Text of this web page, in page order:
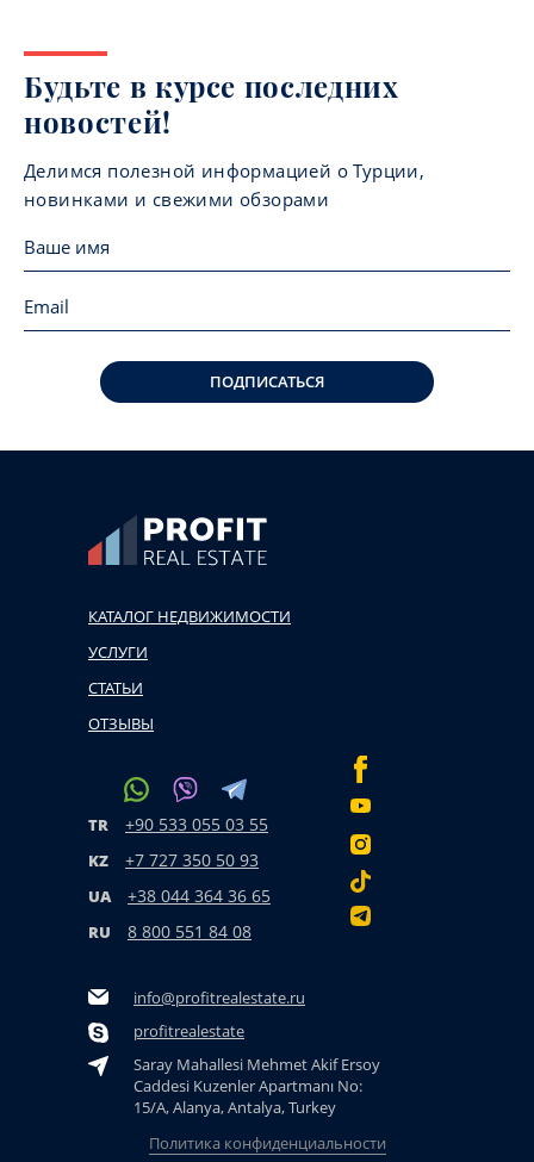
Будьте в курсе последних
новостей!
Делимся полезной информацией о Турции,
новинками и свежими обзорами
ПОДПИСАТЬСЯ
КАТАЛОГ НЕДВИЖИМОСТИ
УСЛУГИ
СТАТЬИ
ОТЗЫВЫ
TR +90 533 055 03 55
KZ +7 727 350 50 93
UA +38 044 364 36 65
RU 8 800 551 84 08
info@profitrealestate.ru
profitrealestate
Saray Mahallesi Mehmet Akif Ersoy
Caddesi Kuzenler Apartmanı No:
15/A, Alanya, Antalya, Turkey
Политика конфиденциальности